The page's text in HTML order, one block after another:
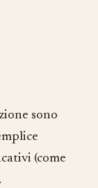
sono
(come